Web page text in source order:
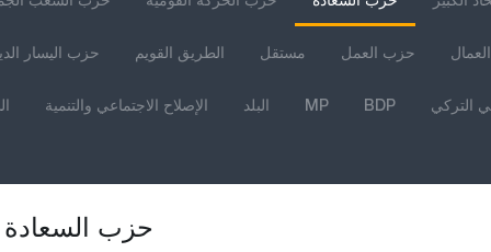
حزب اليسار الطريق القويم مستقل حزب العمل العمال
الإصلاح الاجتماعي والتنمية البلد MP BDP التركي
حزب السعادة